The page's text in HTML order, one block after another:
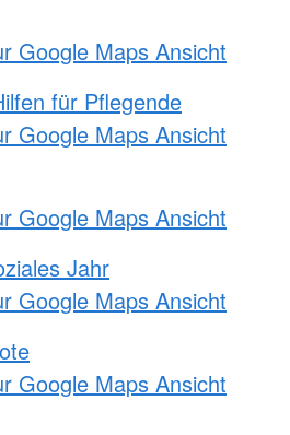
Google Maps Ansicht
für Pflegende
Google Maps Ansicht
Google Maps Ansicht
Jahr
Google Maps Ansicht
Google Maps Ansicht